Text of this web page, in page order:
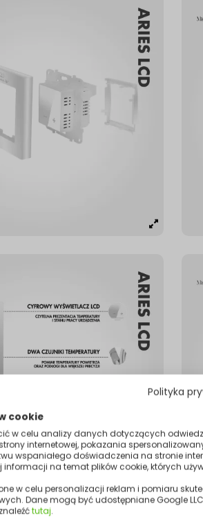
Polityka
cookie
w celu analizy danych dotyczących
internetowej, pokazania
wspaniałego doświadczenia na stronie
informacji na temat plików cookie, których
w celu personalizacji reklam i pomiaru
Dane mogą być udostępniane Google
tutaj.